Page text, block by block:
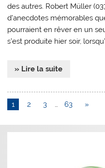
des autres. Robert Müller
d’anecdotes mémorables
pourraient en rêver en un
s’est produite hier soir,
» Lire la suite
1 2 3 … 63 »